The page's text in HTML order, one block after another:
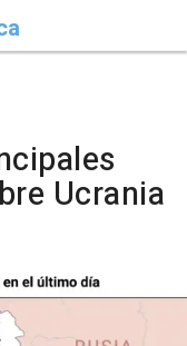
Ucrania